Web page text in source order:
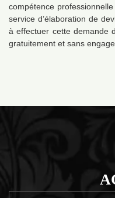
compétence
service d’élaboration de
à effectuer cette demande
gratuitement et sans